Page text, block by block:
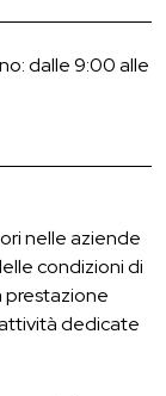
dalle 9:00 alle
nelle aziende
condizioni di
prestazione
dedicate